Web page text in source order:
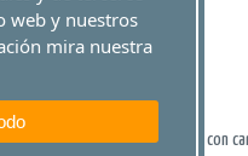
utilizando el TPV con
web y nuestros
mira nuestra